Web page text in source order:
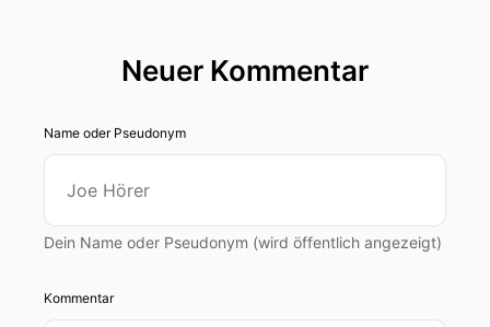
Neuer Kommentar
Name oder Pseudonym
Dein Name oder Pseudonym (wird öffentlich angezeigt)
Kommentar